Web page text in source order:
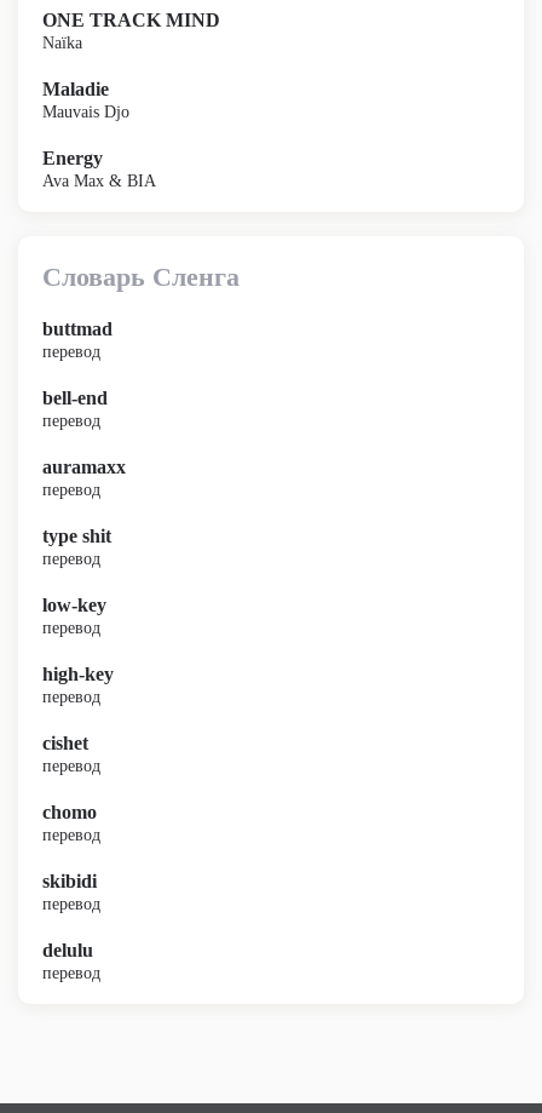
ONE TRACK MIND
Naïka
Maladie
Mauvais Djo
Energy
Ava Max & BIA
Словарь Сленга
buttmad
перевод
bell-end
перевод
auramaxx
перевод
type shit
перевод
low-key
перевод
high-key
перевод
cishet
перевод
chomo
перевод
skibidi
перевод
delulu
перевод